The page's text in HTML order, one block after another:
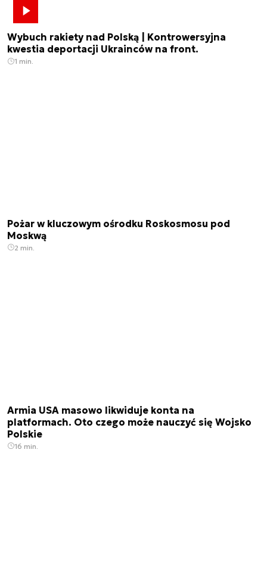
Wybuch rakiety nad Polską | Kontrowersyjna
kwestia deportacji Ukrainców na front.
1 min.
Pożar w kluczowym ośrodku Roskosmosu pod
Moskwą
2 min.
Armia USA masowo likwiduje konta na
platformach. Oto czego może nauczyć się Wojsko
Polskie
16 min.